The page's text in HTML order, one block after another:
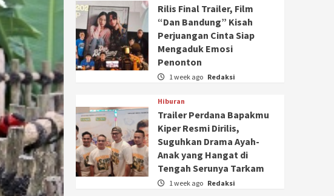
Rilis Final Trailer, Film
“Dan Bandung” Kisah
Perjuangan Cinta Siap
Mengaduk Emosi
Penonton
1 week ago Redaksi
Hiburan
Trailer Perdana Bapakmu
Kiper Resmi Dirilis,
Suguhkan Drama Ayah-
Anak yang Hangat di
Tengah Serunya Tarkam
1 week ago Redaksi